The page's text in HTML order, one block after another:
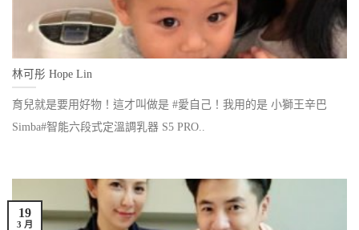
林可彤 Hope Lin
育兒就是要用好物！這才叫做是 #愛自己！我用的是 小獅王辛巴
Simba#智能六段式定溫調乳器 S5 PRO..
19
3 月